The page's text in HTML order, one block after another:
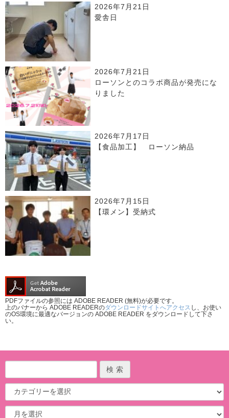
2026年7月21日
愛舎日
2026年7月21日
ローソンとのコラボ商品が発売にな
りました
2026年7月17日
【食品加工】 ローソン納品
2026年7月15日
【環メン】受納式
PDFファイルの参照には ADOBE READER (無料)が必要です。
上のバナーから ADOBE READERのダウンロードサイトへアクセス し、お使い
のOS環境に最適なバージョンの ADOBE READER をダウンロードして下さ
い。